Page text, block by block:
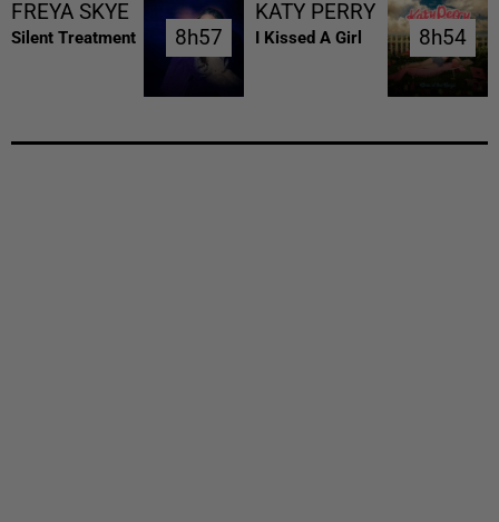
FREYA SKYE
Silent Treatment 8h57
8h57
KATY PERRY
I Kissed A Girl 8h54
8h54